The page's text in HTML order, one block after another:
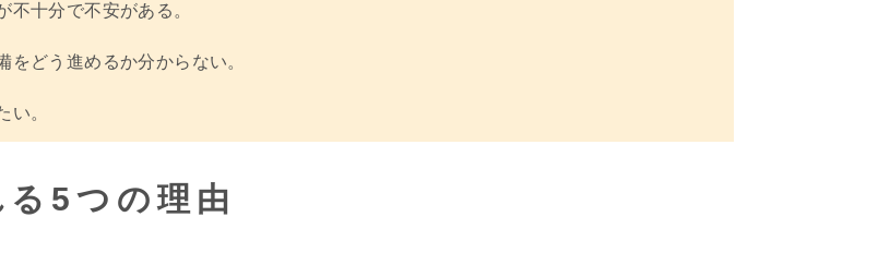
十分で不安がある。
どう進めるか分からない。
い。
5つの理由